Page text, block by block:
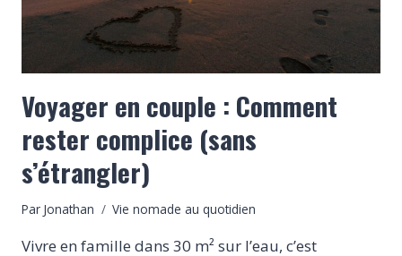
Voyager en couple : Comment
rester complice (sans
s’étrangler)
Par Jonathan Vie nomade au quotidien
Vivre en famille dans 30 m² sur l’eau, c’est